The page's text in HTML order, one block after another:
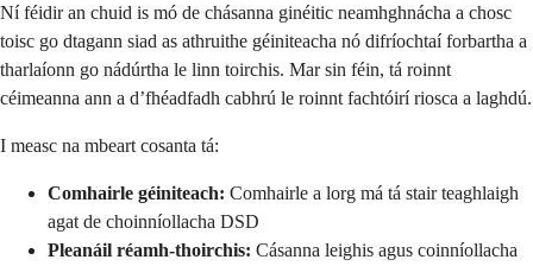
Ní féidir an chuid is mó de chásanna ginéitic neamhghnácha a chosc
toisc go dtagann siad as athruithe géiniteacha nó difríochtaí forbartha a
tharlaíonn go nádúrtha le linn toirchis. Mar sin féin, tá roinnt
céimeanna ann a d’fhéadfadh cabhrú le roinnt fachtóirí riosca a laghdú.
I measc na mbeart cosanta tá:
Comhairle géiniteach: Comhairle a lorg má tá stair teaghlaigh
agat de choinníollacha DSD
Pleanáil réamh-thoirchis: Cásanna leighis agus coinníollacha